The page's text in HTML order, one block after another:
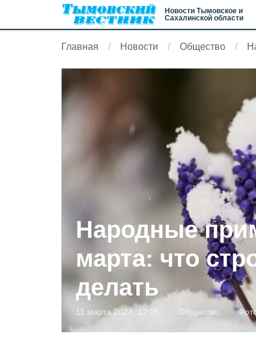
Новости Тымовское и
Сахалинской области
Главная Новости Общество
Народные
марта: что
делать
11 марта 2024, 12:05 Общество